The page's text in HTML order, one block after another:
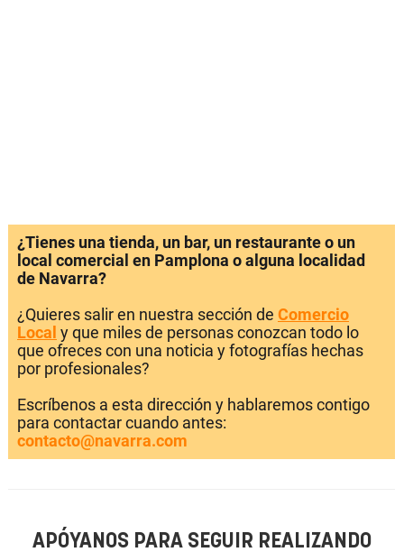
¿Tienes una tienda, un bar, un restaurante o un
local comercial en Pamplona o alguna localidad
de Navarra?
¿Quieres salir en nuestra sección de Comercio
Local y que miles de personas conozcan todo lo
que ofreces con una noticia y fotografías hechas
por profesionales?
Escríbenos a esta dirección y hablaremos contigo
para contactar cuando antes:
contacto@navarra.com
APÓYANOS PARA SEGUIR REALIZANDO